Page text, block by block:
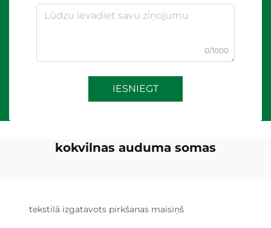
0/1000
IESNIEGT
kokvilnas auduma somas
tekstilā izgatavots pirkšanas maisiņš